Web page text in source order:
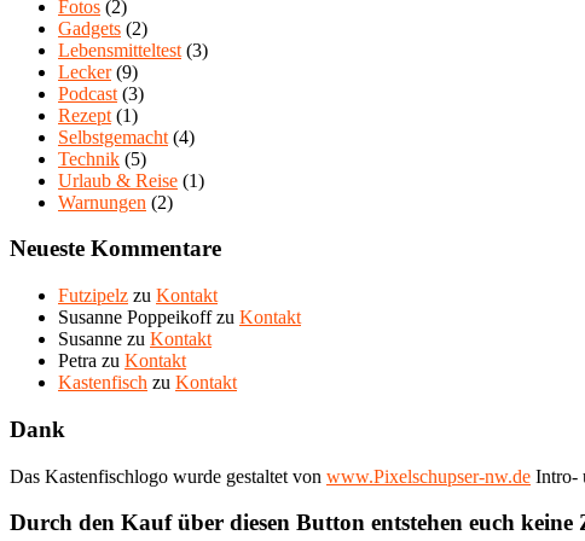
Fotos (2)
Gadgets (2)
Lebensmitteltest (3)
Lecker(9)
Podcast (3)
Rezept (1)
Selbstgemacht (4)
Technik (5)
Urlaub & Reise (1)
Warnungen (2)
Neueste Kommentare
Futzipelz zu Kontakt
Susanne Poppeikoffzu Kontakt
Susanne zu Kontakt
Petra zu Kontakt
Kastenfisch zu Kontakt
Dank
Das Kastenfischlogo wurde gestaltet von www.Pixelschupser-nw.de Intro-
Durch den Kauf über diesen Button entstehen euch